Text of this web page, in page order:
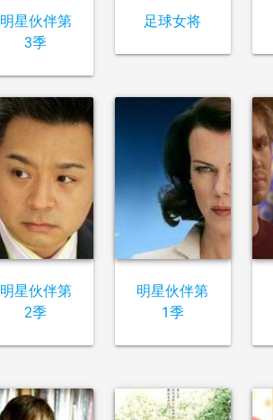
明星伙伴第
3季
足球女将
明星伙伴第
2季
明星伙伴第
1季